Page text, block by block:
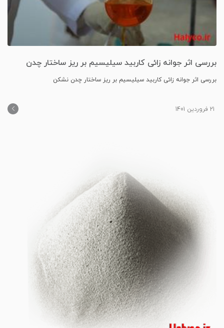
بررسی اثر جوانه زائی کاربید سیلیسیم بر ریز ساختار چدن
نشکن
بررسی اثر جوانه زائی کاربید سیلیسیم بر ریز ساختار چدن نشکن
21 فروردین 1401